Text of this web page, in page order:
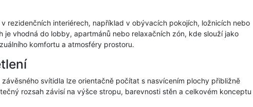
rezidenčních interiérech, například v obývacích pokojích, ložnicích nebo
vhodná do lobby, apartmánů nebo relaxačních zón, kde slouží jako
komfortu a atmosféry prostoru.
svítidla lze orientačně počítat s nasvícením plochy přibližně
rozsah závisí na výšce stropu, barevnosti stěn a celkovém konceptu